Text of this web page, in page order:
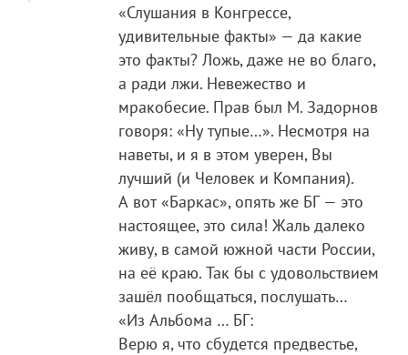
«Слушания в Конгрессе,
удивительные факты» — да какие
это факты? Ложь, даже не во благо,
а ради лжи. Невежество и
мракобесие. Прав был М. Задорнов
говоря: «Ну тупые…». Несмотря на
наветы, и я в этом уверен, Вы
лучший (и Человек и Компания).
А вот «Баркас», опять же БГ — это
настоящее, это сила! Жаль далеко
живу, в самой южной части России,
на её краю. Так бы с удовольствием
зашёл пообщаться, послушать…
«Из Альбома … БГ:
Верю я, что сбудется предвестье,